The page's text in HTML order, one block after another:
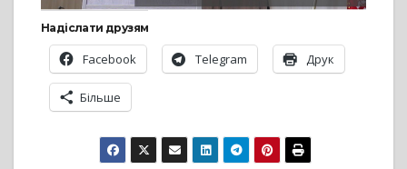
Надіслати друзям
Facebook Telegram Друк
Більше